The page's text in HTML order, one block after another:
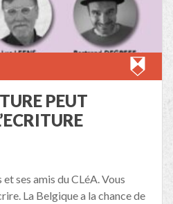
PEUT
ses amis du CLéA. Vous
La Belgique a la chance de